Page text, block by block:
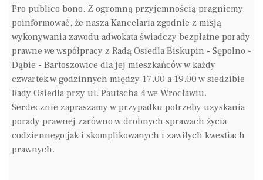
Pro publico bono. Z ogromną przyjemnością pragniemy
poinformować, że nasza Kancelaria zgodnie z misją
wykonywania zawodu adwokata świadczy bezpłatne porady
prawne we współpracy z Radą Osiedla Biskupin - Sępolno -
Dąbie - Bartoszowice dla jej mieszkańców w każdy
czwartek w godzinnych między 17.00 a 19.00 w siedzibie
Rady Osiedla przy ul. Pautscha 4 we Wrocławiu.
Serdecznie zapraszamy w przypadku potrzeby uzyskania
porady prawnej zarówno w drobnych sprawach życia
codziennego jak i skomplikowanych i zawiłych kwestiach
prawnych.